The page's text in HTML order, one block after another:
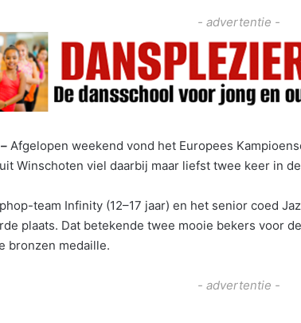
- advertentie -
Afgelopen weekend vond het Europees
Winschoten viel daarbij maar liefst twee keer in
team Infinity (12–17 jaar) en het senior coed
plaats. Dat betekende twee mooie bekers voor
bronzen medaille.
- advertentie -